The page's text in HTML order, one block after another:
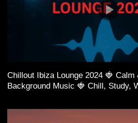
Chillout Ibiza Lounge 2024 🍓 Calm
Background Music 🍓 Chill, Study,